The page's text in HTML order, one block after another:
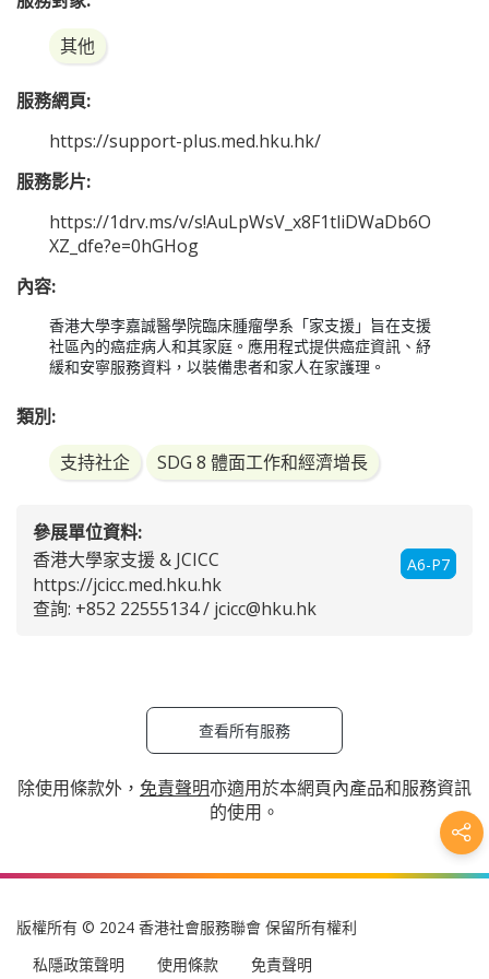
其他
服務網頁:
https://support-plus.med.hku.hk/
服務影片:
https://1drv.ms/v/s!AuLpWsV_x8F1tliDWaDb6O
XZ_dfe?e=0hGHog
內容:
香港大學李嘉誠醫學院臨床腫瘤學系「家支援」旨在支援
社區內的癌症病人和其家庭。應用程式提供癌症資訊、紓
緩和安寧服務資料，以裝備患者和家人在家護理。
類別:
支持社企
SDG 8 體面工作和經濟增長
參展單位資料:
A6-P7
香港大學家支援 & JCICC
https://jcicc.med.hku.hk
查詢: +852 22555134 / jcicc@hku.hk
查看所有服務
除使用條款外， 免責聲明亦適用於本網頁內產品和服務資訊
的使用。
版權所有 © 2024 香港社會服務聯會 保留所有權利
私隱政策聲明
使用條款 免責聲明